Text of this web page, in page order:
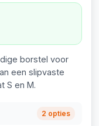
borstel voor
een slipvaste
S en M.
2 opties